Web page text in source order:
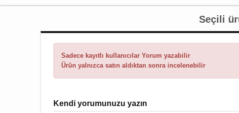
Seçili
Sadece kayıtlı kullanıcılar Yorum yazabilir
Ürün yalnızca satın aldıktan sonra incelenebilir
Kendi yorumunuzu yazın